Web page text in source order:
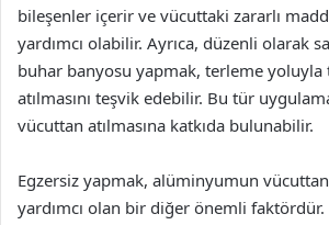
bileşenler içerir ve vücuttaki zararlı
yardımcı olabilir. Ayrıca, düzenli olarak
buhar banyosu yapmak, terleme yoluyla
atılmasını teşvik edebilir. Bu tür
vücuttan atılmasına katkıda bulunabilir.
Egzersiz yapmak, alüminyumun vücuttan
yardımcı olan bir diğer önemli